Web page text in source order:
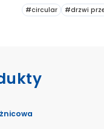
#circular #drzwi